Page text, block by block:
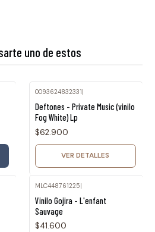
uno de estos
0093624832331|
Deftones - Private Music (vinilo
Fog White) Lp
$62.900
VER DETALLES
MLC448761225|
Vinilo Gojira - L'enfant
Sauvage
$41.600